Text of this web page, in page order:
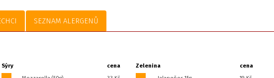
SEZNAM ALERGENŮ
Sýry
cena
Zelenina
cena